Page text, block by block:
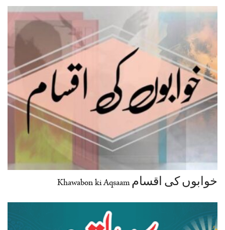
خوابوں کی اقسام Khawabon ki Aqsaam